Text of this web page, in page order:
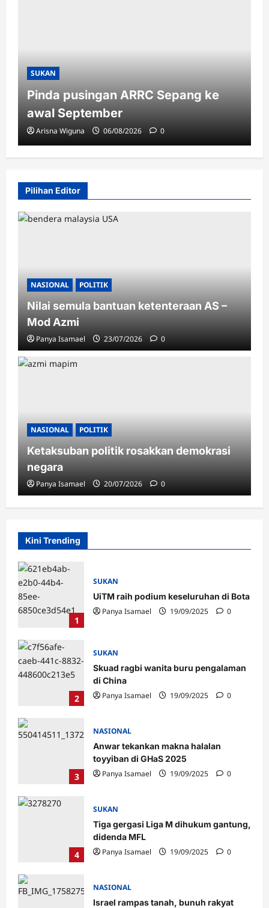
SUKAN
Pinda pusingan ARRC Sepang ke
awal September
Arisna Wiguna 06/08/2026 0
Rakyat di bibir, kuasa di tangan
Panya Isamael 06/08/2026
PSSI teguh sokong kepimpinan
Infantino
Arisna Wiguna 05/08/2026 0
Iraq raih emas Quadrant, Halim
Kader ucap tahniah
05/08/2026
MAPIM urges UN to step up action
Arisna Wiguna 05/08/2026 0
Pilihan Editor
NASIONAL POLITIK
Nilai semula bantuan ketenteraan AS –
Mod Azmi
Panya Isamael 23/07/2026 0
NASIONAL POLITIK
Ketaksuban politik rosakkan demokrasi
negara
Panya Isamael 20/07/2026 0
Kini Trending
1
SUKAN
UiTM raih podium keseluruhan di Bota
Panya Isamael
19/09/2025 0
2
SUKAN
Skuad ragbi wanita buru pengalaman
di China
Panya Isamael
19/09/2025 0
3
NASIONAL
Anwar tekankan makna halalan
toyyiban di GHaS 2025
Panya Isamael
19/09/2025 0
4
SUKAN
Tiga gergasi Liga M dihukum gantung,
didenda MFL
Panya Isamael
19/09/2025 0
NASIONAL
Israel rampas tanah, bunuh rakyat